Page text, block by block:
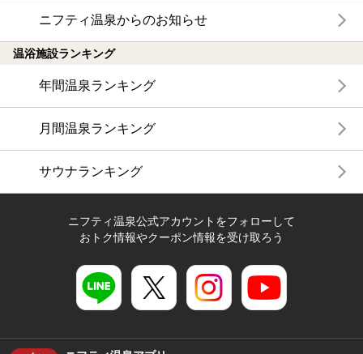
ニフティ温泉からのお知らせ
温浴施設ランキング
年間温泉ランキング
月間温泉ランキング
サウナランキング
ニフティ温泉公式アカウントをフォローして
おトク情報やクーポン情報を受け取ろう